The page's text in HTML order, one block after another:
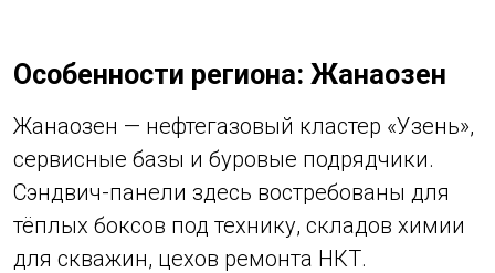
Особенности региона: Жанаозен
Жанаозен — нефтегазовый кластер «Узень»,
сервисные базы и буровые подрядчики.
Сэндвич-панели здесь востребованы для
тёплых боксов под технику, складов химии
для скважин, цехов ремонта НКТ.